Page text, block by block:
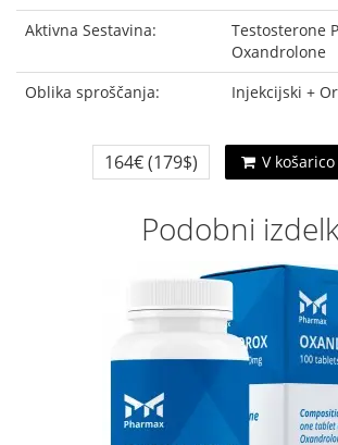
Aktivna Sestavina:
Testosterone
Oxandrolone
Oblika sproščanja:
Injekcijski +
164€(179$) V košarico
Podobni